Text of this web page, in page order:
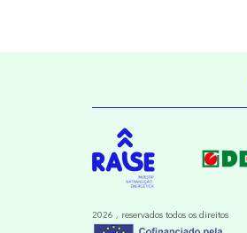
2026 , reservados todos os direitos